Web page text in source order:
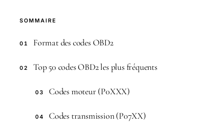
SOMMAIRE
01 Format des codes OBD2
02 Top 50 codes OBD2 les plus fréquents
03 Codes moteur (P0XXX)
04 Codes transmission (P07XX)